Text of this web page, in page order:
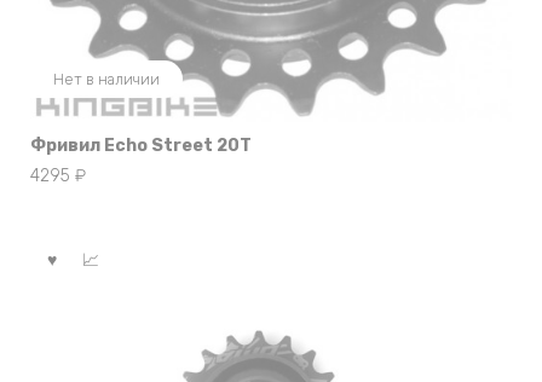
Нет в наличии
Фривил Echo Street 20T
4295 ₽